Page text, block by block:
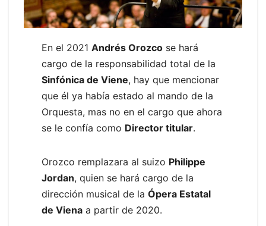
En el 2021 Andrés Orozco se hará
cargo de la responsabilidad total de la
Sinfónica de Viene, hay que mencionar
que él ya había estado al mando de la
Orquesta, mas no en el cargo que ahora
se le confía como Director titular.
Orozco remplazara al suizo Philippe
Jordan, quien se hará cargo de la
dirección musical de la Ópera Estatal
de Viena a partir de 2020.